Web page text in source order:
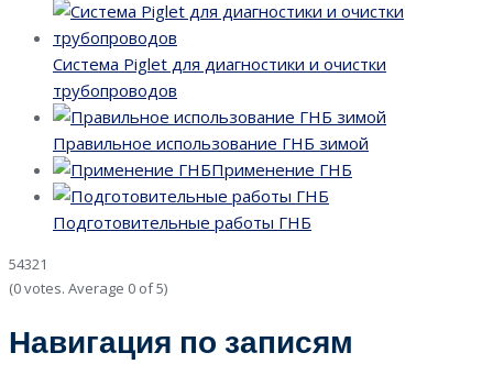
Система Piglet для диагностики и очистки
трубопроводов
Правильное использование ГНБ зимой
Применение ГНБ
Подготовительные работы ГНБ
54321
(0 votes. Average 0 of 5)
Навигация по записям